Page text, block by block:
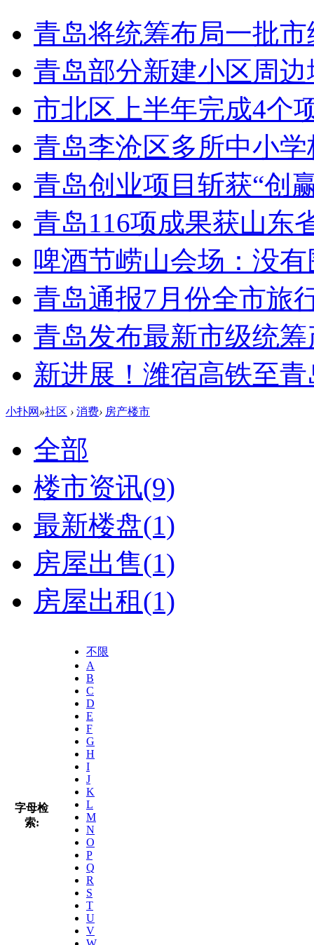
青岛将统筹布局一批市
青岛部分新建小区周
市北区上半年完成4个
青岛李沧区多所中小
青岛创业项目斩获“创
青岛116项成果获山东
啤酒节崂山会场：没有
青岛通报7月份全市旅
青岛发布最新市级统
新进展！潍宿高铁至
小扑网 »社区 › 消费› 房产楼市
全部
楼市资讯(9)
最新楼盘(1)
房屋出售(1)
房屋出租(1)
字母检
索:
不限
A
B
C
D
E
F
G
H
I
J
K
L
M
N
O
P
Q
R
S
T
U
V